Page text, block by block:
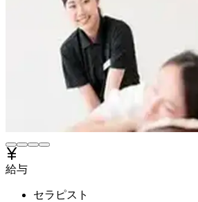
給与
セラピスト